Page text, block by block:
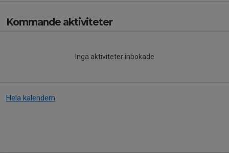
Kommande aktiviteter
Inga aktiviteter inbokade
Hela kalendern